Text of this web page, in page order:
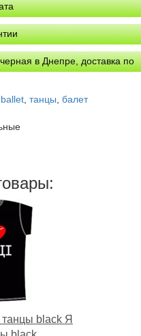
в Днепре, доставка по
ballet, танцы, балет
black Я